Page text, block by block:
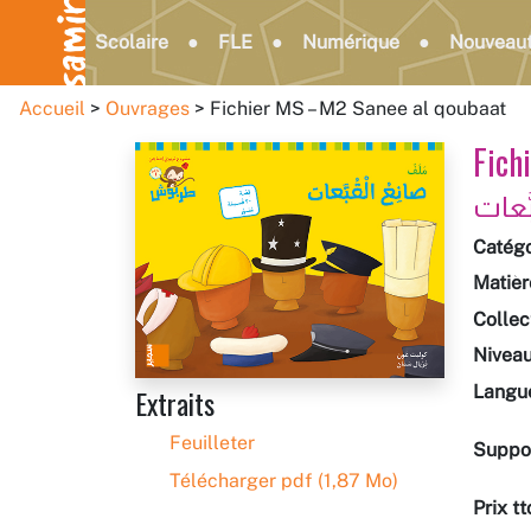
Scolaire FLE Numérique
Accueil Ouvrages Fichier MS – M2 Sanee al qoubaat
Extraits
Feuilleter
Télécharger pdf (1,87 Mo)
Prix